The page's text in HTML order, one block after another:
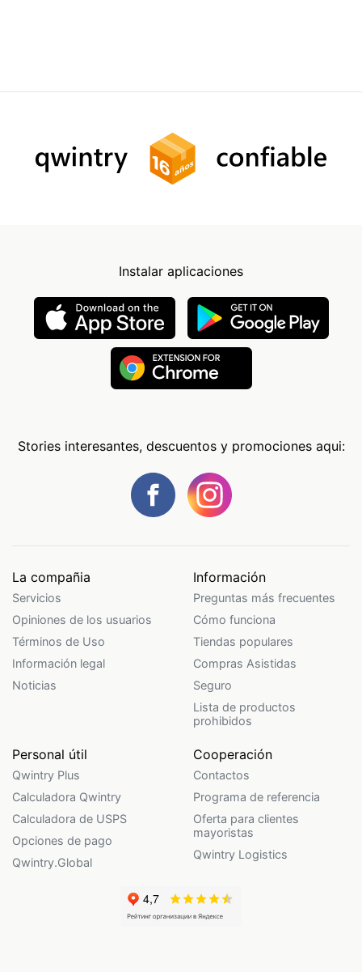
Instalar aplicaciones
Stories interesantes, descuentos y promociones aqui:
La compañia
Servicios
Opiniones de los usuarios
Términos de Uso
Información legal
Noticias
Información
Preguntas más frecuentes
Cómo funciona
Tiendas populares
Compras Asistidas
Seguro
Lista de productos
prohibidos
Personal útil
Qwintry Plus
Calculadora Qwintry
Calculadora de USPS
Opciones de pago
Qwintry.Global
Cooperación
Contactos
Programa de referencia
Oferta para clientes
mayoristas
Qwintry Logistics